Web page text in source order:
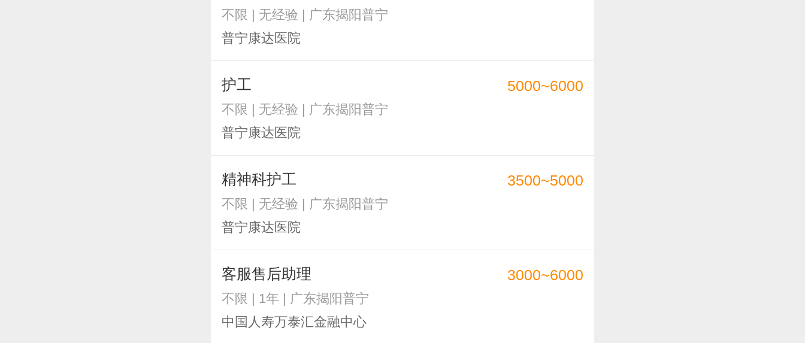
不限 | 无经验 | 广东揭阳普宁
普宁康达医院
护工
不限 | 无经验 | 广东揭阳普宁
普宁康达医院
5000~6000
精神科护工
不限 | 无经验 | 广东揭阳普宁
普宁康达医院
3500~5000
客服售后助理
不限 | 1年 | 广东揭阳普宁
中国人寿万泰汇金融中心
3000~6000